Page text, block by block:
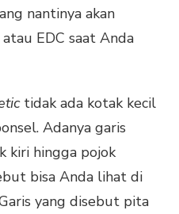
nantinya akan
EDC saat Anda
tidak ada kotak kecil
Adanya garis
kiri hingga pojok
bisa Anda lihat di
yang disebut pita